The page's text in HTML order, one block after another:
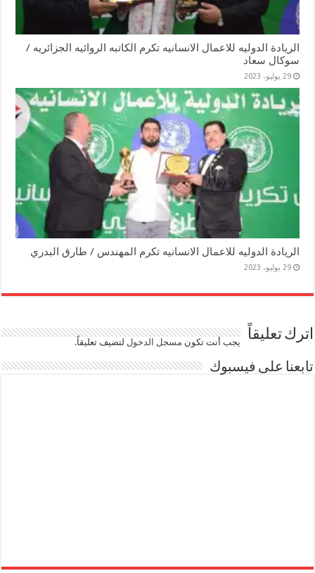
الريادة الدوليه للاعمال الانسانيه تكرم الكاتبه الروائيه الجزائريه /
سوكال سعاد
29 يوليو، 2023
الريادة الدوليه للاعمال الانسانيه تكرم المهندس / طارق البدري
29 يوليو، 2023
اترك تعليقاً يجب أنت تكون مسجل الدخوللتضيف تعليقاً.
تابعنا على فيسبوك